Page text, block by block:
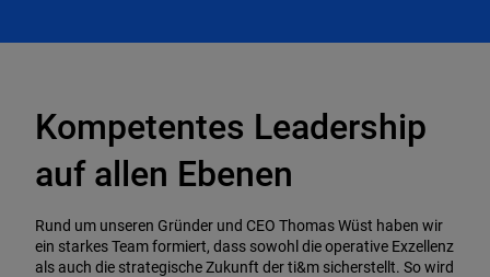
Kompetentes Leadership
auf allen Ebenen
Rund um unseren Gründer und CEO Thomas Wüst haben wir
ein starkes Team formiert, dass sowohl die operative Exzellenz
als auch die strategische Zukunft der ti&m sicherstellt. So wird